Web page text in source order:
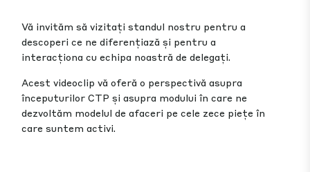
Vă invităm să vizitați standul nostru pentru a
descoperi ce ne diferențiază și pentru a
interacționa cu echipa noastră de delegați.
Acest videoclip vă oferă o perspectivă asupra
începuturilor CTP și asupra modului în care ne
dezvoltăm modelul de afaceri pe cele zece piețe în
care suntem activi.